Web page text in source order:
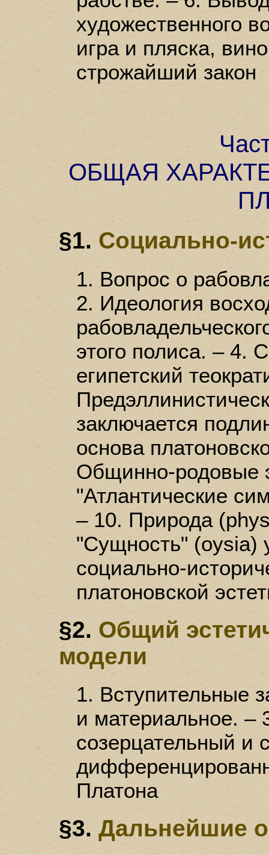
художественного
игра и пляска,
строжайший закон
ОБЩАЯ
§1.Социально-
1. Вопрос о
2. Идеология
этого полиса. – 4.
египетский
заключается
основа
Общинно-родовые
"Атлантические
– 10. Природа
"Сущность" (oysia)
социально-
платоновской
§2. Общий
модели
1. Вступительные
и материальное. –
созерцательный и
Платона
§3.Дальнейшие